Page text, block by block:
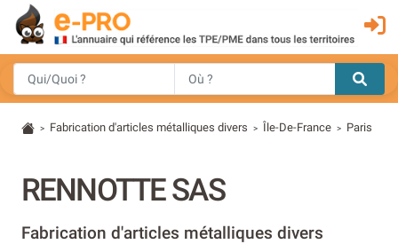
> Fabrication d'articles métalliques divers > Île-De-France > Paris
RENNOTTE SAS
Fabrication d'articles métalliques divers